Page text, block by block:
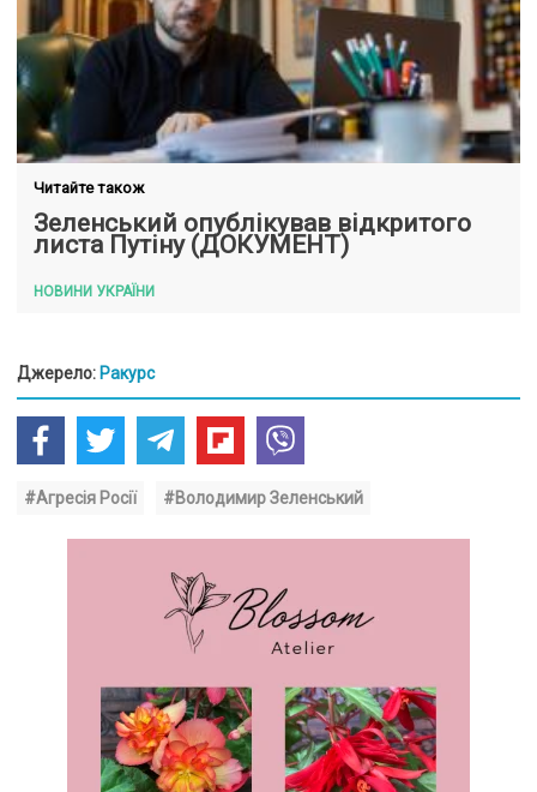
Читайте також
Зеленський опублікував відкритого
листа Путіну (ДОКУМЕНТ)
НОВИНИ УКРАЇНИ
Джерело: Ракурс
#Агресія Росії #Володимир Зеленський